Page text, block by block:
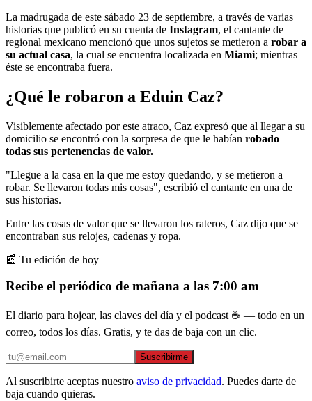
La madrugada de este sábado 23 de septiembre, a través de varias
historias que publicó en su cuenta de Instagram, el cantante de
regional mexicano mencionó que unos sujetos se metieron a robar a
su actual casa, la cual se encuentra localizada en Miami; mientras
éste se encontraba fuera.
¿Qué le robaron a Eduin Caz?
Visiblemente afectado por este atraco, Caz expresó que al llegar a su
domicilio se encontró con la sorpresa de que le habían robado
todas sus pertenencias de valor.
"Llegue a la casa en la que me estoy quedando, y se metieron a
robar. Se llevaron todas mis cosas", escribió el cantante en una de
sus historias.
Entre las cosas de valor que se llevaron los rateros, Caz dijo que se
encontraban sus relojes, cadenas y ropa.
📰 Tu edición de hoy
Recibe el periódico de mañana a las 7:00 am
El diario para hojear, las claves del día y el podcast ☕ — todo en un
correo, todos los días. Gratis, y te das de baja con un clic.
Suscribirme
Al suscribirte aceptas nuestro aviso de privacidad. Puedes darte de
baja cuando quieras.